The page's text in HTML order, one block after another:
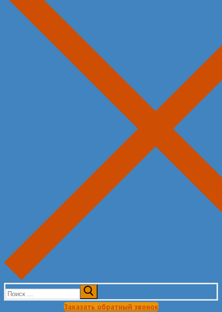
Искать:
Заказать обратный звонок